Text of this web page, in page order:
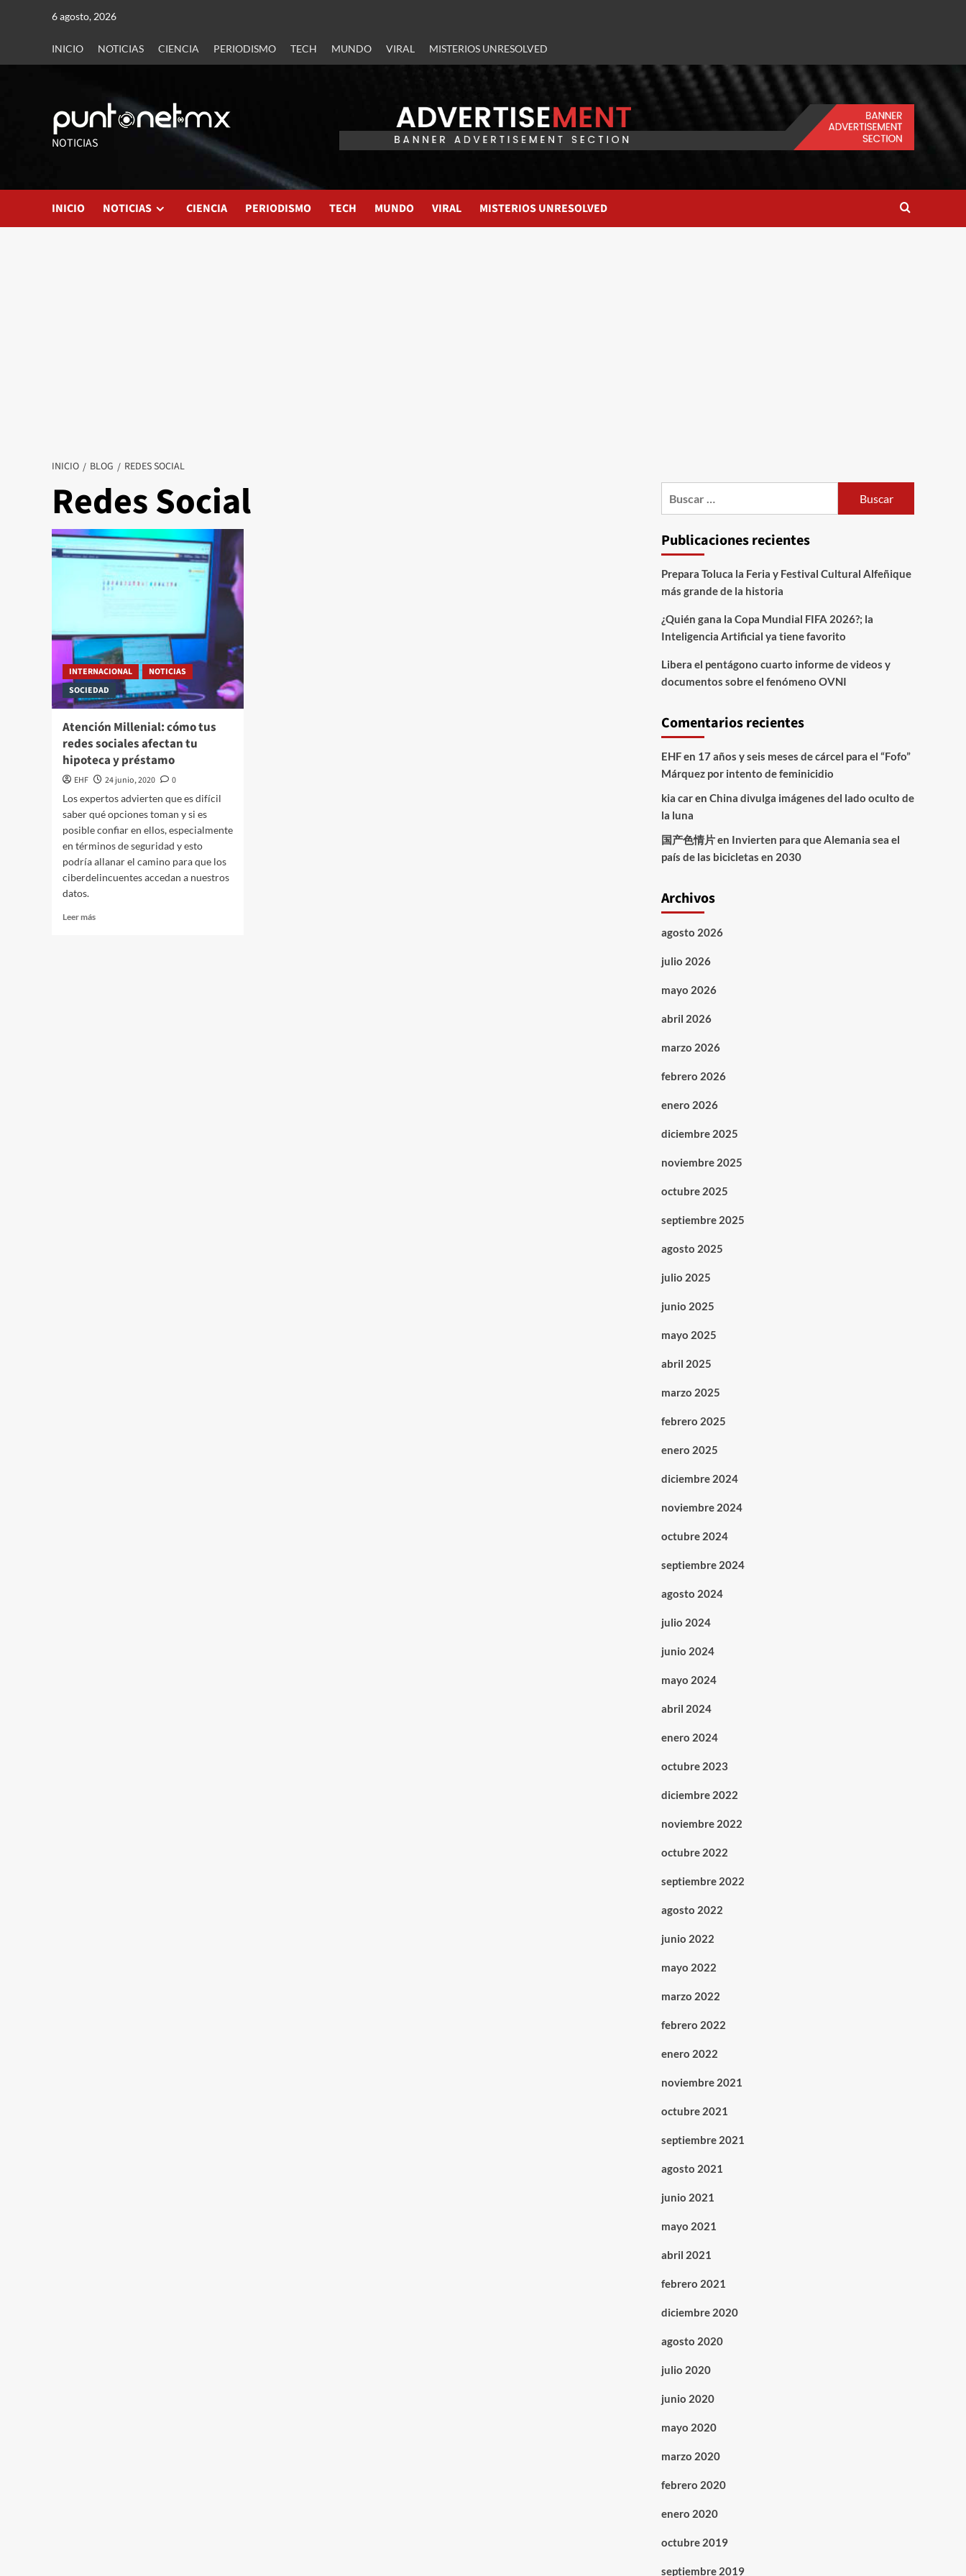
6 agosto, 2026
INICIO NOTICIAS CIENCIA PERIODISMO TECH MUNDO VIRAL MISTERIOS UNRESOLVED
NOTICIAS
INICIO NOTICIAS CIENCIA PERIODISMO TECH MUNDO VIRAL MISTERIOS UNRESOLVED
INICIO BLOG REDES SOCIAL
Redes Social
INTERNACIONAL
NOTICIAS
SOCIEDAD
Atención Millenial: cómo tus
redes sociales afectan tu
hipoteca y préstamo
EHF 24 junio, 2020
0
Los expertos advierten que es difícil
saber qué opciones toman y si es
posible confiar en ellos, especialmente
en términos de seguridad y esto
podría allanar el camino para que los
ciberdelincuentes accedan a nuestros
datos.
Leer más
Publicaciones recientes
Prepara Toluca la Feria y Festival Cultural Alfeñique
más grande de la historia
¿Quién gana la Copa Mundial FIFA 2026?; la
Inteligencia Artificial ya tiene favorito
Libera el pentágono cuarto informe de videos y
documentos sobre el fenómeno OVNI
Comentarios recientes
EHFen 17 años y seis meses de cárcel para el “Fofo”
Márquez por intento de feminicidio
kia caren China divulga imágenes del lado oculto de
la luna
国产色情片en Invierten para que Alemania sea el
país de las bicicletas en 2030
Archivos
agosto 2026
julio 2026
mayo 2026
abril 2026
marzo 2026
febrero 2026
enero 2026
diciembre 2025
noviembre 2025
octubre 2025
septiembre 2025
agosto 2025
julio 2025
junio 2025
mayo 2025
abril 2025
marzo 2025
febrero 2025
enero 2025
diciembre 2024
noviembre 2024
octubre 2024
septiembre 2024
agosto 2024
julio 2024
junio 2024
mayo 2024
abril 2024
enero 2024
octubre 2023
diciembre 2022
noviembre 2022
octubre 2022
septiembre 2022
agosto 2022
junio 2022
mayo 2022
marzo 2022
febrero 2022
enero 2022
noviembre 2021
octubre 2021
septiembre 2021
agosto 2021
junio 2021
mayo 2021
abril 2021
febrero 2021
diciembre 2020
agosto 2020
julio 2020
junio 2020
mayo 2020
marzo 2020
febrero 2020
enero 2020
octubre 2019
septiembre 2019